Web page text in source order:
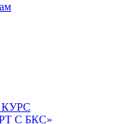
КУРС
С БКС»